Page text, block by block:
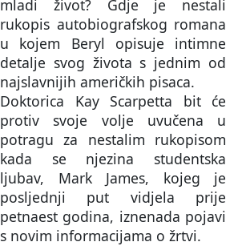
mladi život? Gdje je nestali
rukopis autobiografskog romana
u kojem Beryl opisuje intimne
detalje svog života s jednim od
najslavnijih američkih pisaca.
Doktorica Kay Scarpetta bit će
protiv svoje volje uvučena u
potragu za nestalim rukopisom
kada se njezina studentska
ljubav, Mark James, kojeg je
posljednji put vidjela prije
petnaest godina, iznenada pojavi
s novim informacijama o žrtvi.